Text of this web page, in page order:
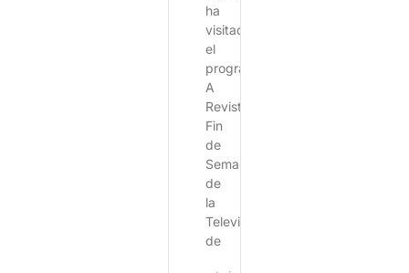
ha
visitado
el
programa
A
Revista
Fin
de
Semana
de
la
Televisión
de